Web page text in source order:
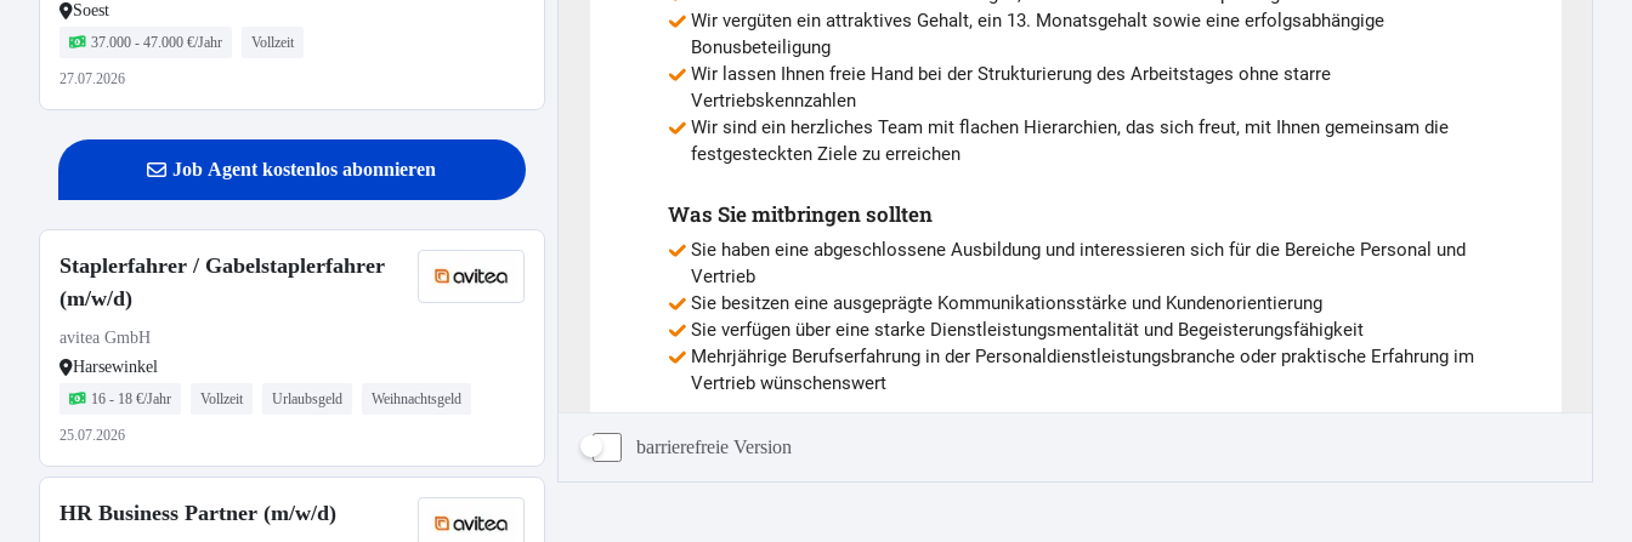
Soest
37.000 - 47.000 €/Jahr Vollzeit
27.07.2026
Job Agent kostenlos abonnieren
Staplerfahrer / Gabelstaplerfahrer
(m/w/d)
avitea GmbH
Harsewinkel
16 - 18 €/Jahr Vollzeit Urlaubsgeld Weihnachtsgeld
25.07.2026
HR Business Partner (m/w/d)
barrierefreie Version